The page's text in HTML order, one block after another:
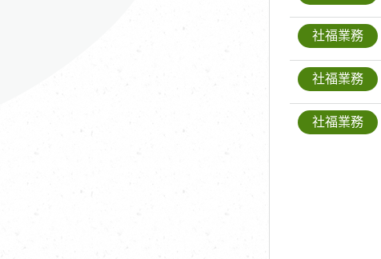
社福業務
社福業務
社福業務